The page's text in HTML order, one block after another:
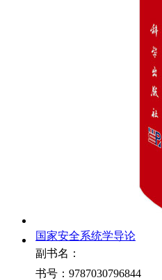
国家安全系统学导论
副书名：
书号：9787030796844